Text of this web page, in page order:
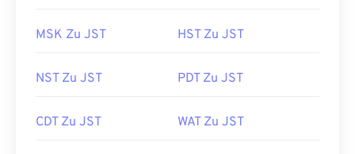
MSK Zu JST HST Zu JST
NST Zu JST PDT Zu JST
CDT Zu JST WAT Zu JST